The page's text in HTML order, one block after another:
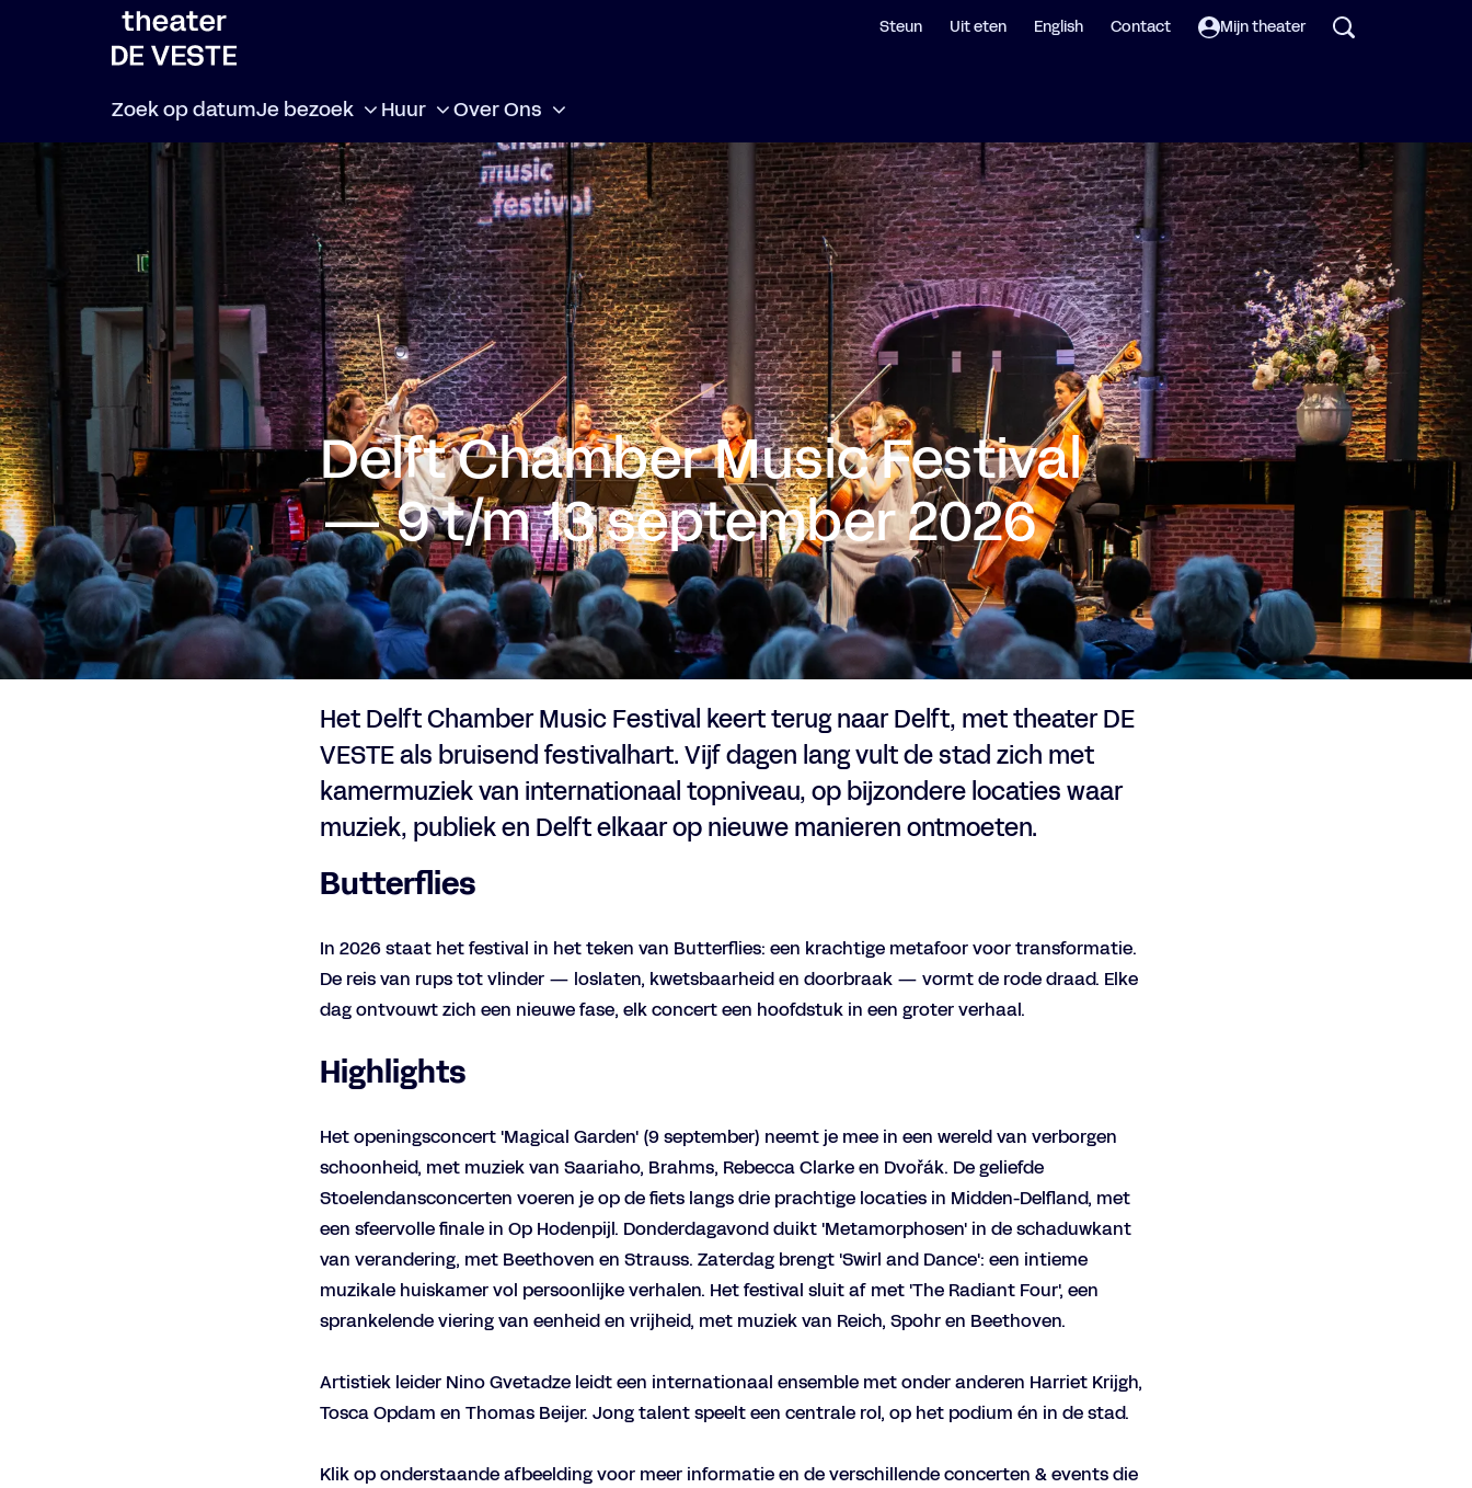
Steun Uit eten English Contact Mijn theater
Zoek op datumJe bezoek Huur Over Ons
Delft Chamber Music Festival
— 9 t/m 13 september 2026
Het Delft Chamber Music Festival keert terug naar Delft, met theater DE
VESTE als bruisend festivalhart. Vijf dagen lang vult de stad zich met
kamermuziek van internationaal topniveau, op bijzondere locaties waar
muziek, publiek en Delft elkaar op nieuwe manieren ontmoeten.
Butterflies
In 2026 staat het festival in het teken van Butterflies: een krachtige metafoor voor transformatie.
De reis van rups tot vlinder — loslaten, kwetsbaarheid en doorbraak — vormt de rode draad. Elke
dag ontvouwt zich een nieuwe fase, elk concert een hoofdstuk in een groter verhaal.
Highlights
Het openingsconcert 'Magical Garden' (9 september) neemt je mee in een wereld van verborgen
schoonheid, met muziek van Saariaho, Brahms, Rebecca Clarke en Dvořák. De geliefde
Stoelendansconcerten voeren je op de fiets langs drie prachtige locaties in Midden-Delfland, met
een sfeervolle finale in Op Hodenpijl. Donderdagavond duikt 'Metamorphosen' in de schaduwkant
van verandering, met Beethoven en Strauss. Zaterdag brengt 'Swirl and Dance': een intieme
muzikale huiskamer vol persoonlijke verhalen. Het festival sluit af met 'The Radiant Four', een
sprankelende viering van eenheid en vrijheid, met muziek van Reich, Spohr en Beethoven.
Artistiek leider Nino Gvetadze leidt een internationaal ensemble met onder anderen Harriet Krijgh,
Tosca Opdam en Thomas Beijer. Jong talent speelt een centrale rol, op het podium én in de stad.
Klik op onderstaande afbeelding voor meer informatie en de verschillende concerten & events die